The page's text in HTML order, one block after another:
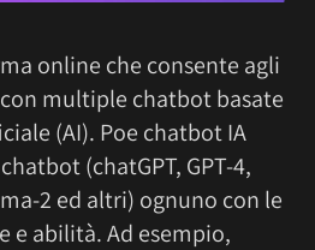
online che consente agli
multiple chatbot basate
(AI). Poe chatbot IA
(chatGPT, GPT-4,
2 ed altri) ognuno con le
e abilità. Ad esempio,